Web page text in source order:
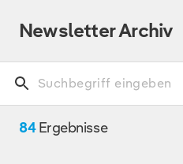
Newsletter Archiv
84Ergebnisse